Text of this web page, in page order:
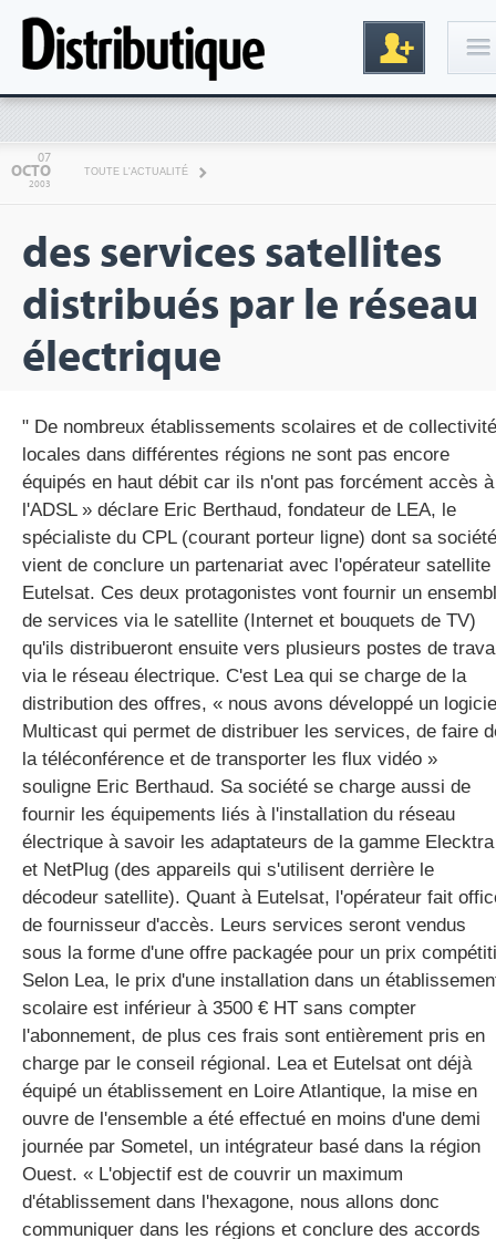
gratuite
07
OCTO
2003
TOUTE L'ACTUALITÉ
des services satellites
distribués par le réseau
électrique
" De nombreux établissements scolaires et de
locales dans différentes régions ne sont pas encore
équipés en haut débit car ils n'ont pas forcément accès à
l'ADSL » déclare Eric Berthaud, fondateur de LEA, le
spécialiste du CPL (courant porteur ligne) dont sa société
vient de conclure un partenariat avec l'opérateur satellite
Eutelsat. Ces deux protagonistes vont fournir un
de services via le satellite (Internet et bouquets de TV)
qu'ils distribueront ensuite vers plusieurs postes de
via le réseau électrique. C'est Lea qui se charge de la
distribution des offres, « nous avons développé un
Multicast qui permet de distribuer les services, de faire
la téléconférence et de transporter les flux vidéo »
souligne Eric Berthaud. Sa société se charge aussi de
fournir les équipements liés à l'installation du réseau
électrique à savoir les adaptateurs de la gamme Elecktra
et NetPlug (des appareils qui s'utilisent derrière le
décodeur satellite). Quant à Eutelsat, l'opérateur fait
de fournisseur d'accès. Leurs services seront vendus
sous la forme d'une offre packagée pour un prix
Selon Lea, le prix d'une installation dans un
scolaire est inférieur à 3500 € HT sans compter
l'abonnement, de plus ces frais sont entièrement pris en
charge par le conseil régional. Lea et Eutelsat ont déjà
équipé un établissement en Loire Atlantique, la mise en
ouvre de l'ensemble a été effectué en moins d'une demi
journée par Sometel, un intégrateur basé dans la région
Ouest. « L'objectif est de couvrir un maximum
d'établissement dans l'hexagone, nous allons donc
communiquer dans les régions et conclure des accords